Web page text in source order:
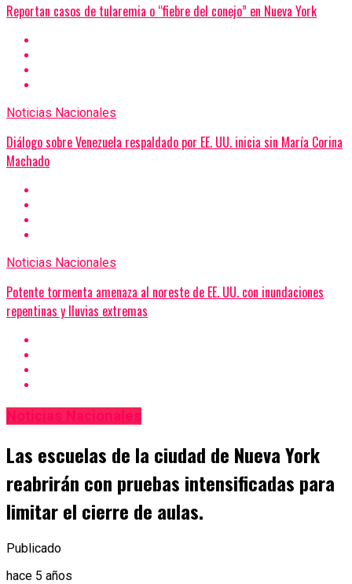
Reportan casos de tularemia o “fiebre del conejo” en Nueva York
Noticias Nacionales
Diálogo sobre Venezuela respaldado por EE. UU. inicia sin María Corina
Machado
Noticias Nacionales
Potente tormenta amenaza al noreste de EE. UU. con inundaciones
repentinas y lluvias extremas
Noticias Nacionales
Las escuelas de la ciudad de Nueva York
reabrirán con pruebas intensificadas para
limitar el cierre de aulas.
Publicado
hace 5 años